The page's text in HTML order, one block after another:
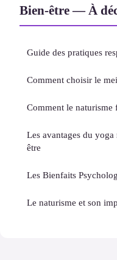
Bien-être — À
Guide des pratiques
Comment choisir le
Comment le
Les avantages du
être
Les Bienfaits
Le naturisme et son